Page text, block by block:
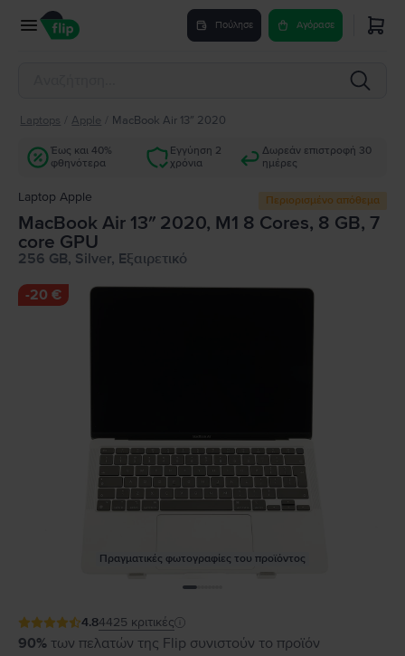
Πούλησε Αγόρασε
Laptops Apple MacBook Air 13″ 2020
Έως και 40%
φθηνότερα
Εγγύηση 2
χρόνια
Δωρεάν επιστροφή 30
ημέρες
Laptop Apple Περιορισμένο απόθεμα
MacBook Air 13″ 2020, M1 8 Cores, 8 GB, 7
core GPU
256 GB, Silver, Εξαιρετικό
-20 €
Πραγματικές φωτογραφίες του προϊόντος
4.84425 κριτικές
90% των πελατών της Flip συνιστούν το προϊόν